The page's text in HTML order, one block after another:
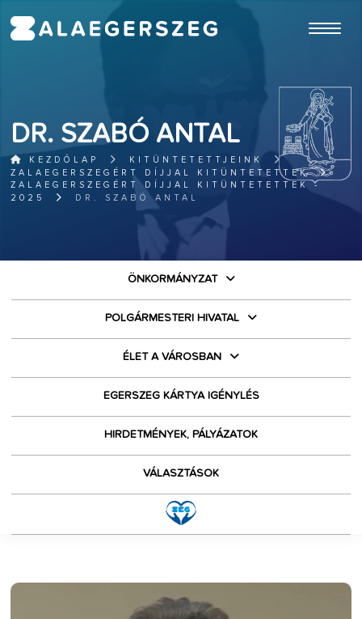
DR. SZABÓ ANTAL
KEZDŐLAP
KITÜNTETETTJEINK
ZALAEGERSZEGÉRT DÍJJAL KITÜNTETETTEK
ZALAEGERSZEGÉRT DÍJJAL KITÜNTETETTEK -
2025
DR. SZABÓ ANTAL
ÖNKORMÁNYZAT
POLGÁRMESTERI HIVATAL
ÉLET A VÁROSBAN
EGERSZEG KÁRTYA IGÉNYLÉS
HIRDETMÉNYEK, PÁLYÁZATOK
VÁLASZTÁSOK